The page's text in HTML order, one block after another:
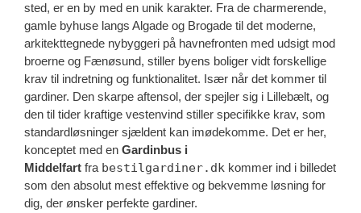
sted, er en by med en unik karakter. Fra de charmerende,
gamle byhuse langs Algade og Brogade til det moderne,
arkitekttegnede nybyggeri på havnefronten med udsigt mod
broerne og Fænøsund, stiller byens boliger vidt forskellige
krav til indretning og funktionalitet. Især når det kommer til
gardiner. Den skarpe aftensol, der spejler sig i Lillebælt, og
den til tider kraftige vestenvind stiller specifikke krav, som
standardløsninger sjældent kan imødekomme. Det er her,
konceptet med en Gardinbus i
Middelfart fra bestilgardiner.dk kommer ind i billedet
som den absolut mest effektive og bekvemme løsning for
dig, der ønsker perfekte gardiner.